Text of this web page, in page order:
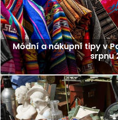
Módní a nákupní tipy v
srpnu